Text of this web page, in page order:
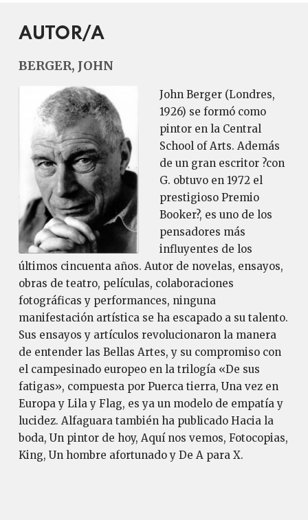
AUTOR/A
BERGER, JOHN
John Berger (Londres,
1926) se formó como
pintor en la Central
School of Arts. Además
de un gran escritor ?con
G. obtuvo en 1972 el
prestigioso Premio
Booker?, es uno de los
pensadores más
influyentes de los
últimos cincuenta años. Autor de novelas, ensayos,
obras de teatro, películas, colaboraciones
fotográficas y performances, ninguna
manifestación artística se ha escapado a su talento.
Sus ensayos y artículos revolucionaron la manera
de entender las Bellas Artes, y su compromiso con
el campesinado europeo en la trilogía «De sus
fatigas», compuesta por Puerca tierra, Una vez en
Europa y Lila y Flag, es ya un modelo de empatía y
lucidez. Alfaguara también ha publicado Hacia la
boda, Un pintor de hoy, Aquí nos vemos, Fotocopias,
King, Un hombre afortunado y De A para X.